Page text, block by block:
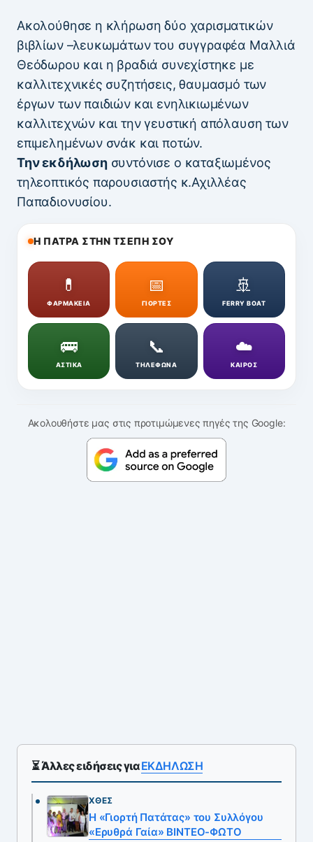
Ακολούθησε η κλήρωση δύο χαρισματικών
βιβλίων –λευκωμάτων του συγγραφέα Μαλλιά
Θεόδωρου και η βραδιά συνεχίστηκε με
καλλιτεχνικές συζητήσεις, θαυμασμό των
έργων των παιδιών και ενηλικιωμένων
καλλιτεχνών και την γευστική απόλαυση των
επιμελημένων σνάκ και ποτών.
Την εκδήλωσησυντόνισε ο καταξιωμένος
τηλεοπτικός παρουσιαστής κ.Αχιλλέας
Παπαδιονυσίου.
Η ΠΑΤΡΑ ΣΤΗΝ ΤΣΕΠΗ ΣΟΥ
💊
ΦΑΡΜΑΚΕΙΑ
📅
ΓΙΟΡΤΕΣ
🚢
FERRY BOAT
🚌
ΑΣΤΙΚΑ
📞
ΤΗΛΕΦΩΝΑ
☁️
ΚΑΙΡΟΣ
Ακολουθήστε μας στις προτιμώμενες πηγές της Google:
⏳ Άλλες ειδήσεις γιαΕΚΔΗΛΩΣΗ
ΧΘΕΣ
Η «Γιορτή Πατάτας» του Συλλόγου
«Ερυθρά Γαία» ΒΙΝΤΕΟ-ΦΩΤΟ